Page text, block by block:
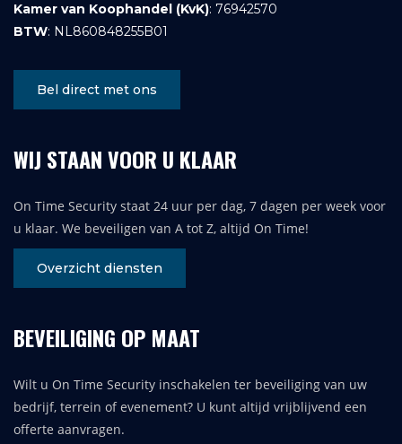
Kamer van Koophandel (KvK): 76942570
BTW: NL860848255B01
Bel direct met ons
WIJ STAAN VOOR U KLAAR
On Time Security staat 24 uur per dag, 7 dagen per week voor
u klaar. We beveiligen van A tot Z, altijd On Time!
Overzicht diensten
BEVEILIGING OP MAAT
Wilt u On Time Security inschakelen ter beveiliging van uw
bedrijf, terrein of evenement? U kunt altijd vrijblijvend een
offerte aanvragen.